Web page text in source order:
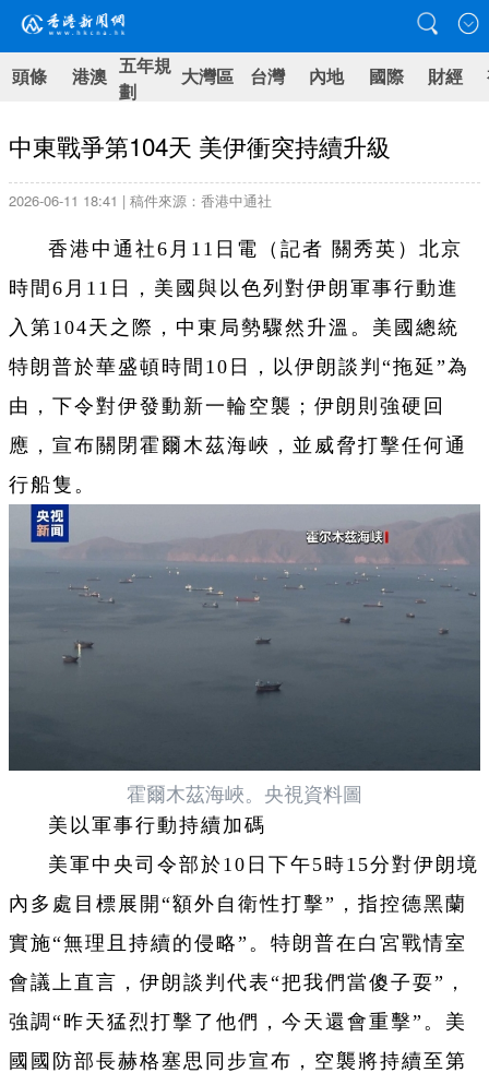
頭條 港澳 五年規
劃
大灣區 台灣 內地 國際 財經
中東戰爭第104天 美伊衝突持續升級
2026-06-11 18:41 | 稿件來源：香港中通社
香港中通社6月11日電（ 記者 關秀英） 北京
時間6月11日，美國與以色列對伊朗軍事行動進
入第104天之際，中東局勢驟然升溫。美國總統
特朗普於華盛頓時間10日，以伊朗談判“拖延”為
由，下令對伊發動新一輪空襲；伊朗則強硬回
應，宣布關閉霍爾木茲海峽，並威脅打擊任何通
行船隻。
霍爾木茲海峽。央視資料圖
美以軍事行動持續加碼
美軍中央司令部於10日下午5時15分對伊朗境
內多處目標展開“額外自衛性打擊”，指控德黑蘭
實施“無理且持續的侵略”。特朗普在白宮戰情室
會議上直言，伊朗談判代表“把我們當傻子耍”，
強調“昨天猛烈打擊了他們，今天還會重擊”。美
國國防部長赫格塞思同步宣布，空襲將持續至第